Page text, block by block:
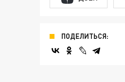
ПОДЕЛИТЬСЯ: